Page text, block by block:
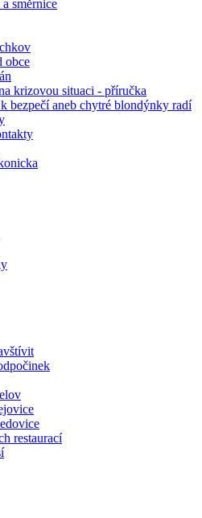
směrnice
obce
krizovou situaci - příručka
k bezpečí aneb chytré blondýnky radí
restaurací